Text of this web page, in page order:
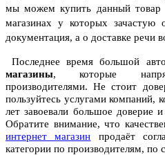
мы можем купить данный товар
магазинах у которых зачастую
документация, а о доставке речи
Последнее время большой
магазины, которые
производителями. Не стоит
пользуйтесь услугами компаний,
лет завоевали большое доверие
Обратите внимание, что
интернет магазин продаёт
категории по производителям, по